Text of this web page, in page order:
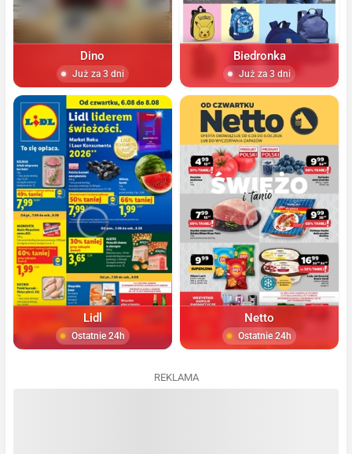
Dino
Już za 3 dni
Biedronka
Już za 3 dni
Lidl
Ostatnie 24h
Netto
Ostatnie 24h
REKLAMA